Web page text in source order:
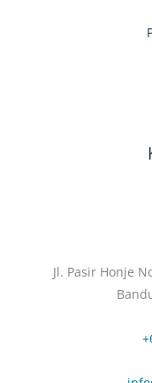
Jl. Pasir Honje